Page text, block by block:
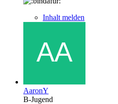
Inhalt melden
AaronY
B-Jugend